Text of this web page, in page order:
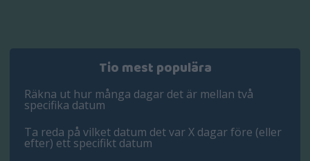
Tio mest populära
Räkna ut hur många dagar det är mellan två
specifika datum
Ta reda på vilket datum det var X dagar före (eller
efter) ett specifikt datum